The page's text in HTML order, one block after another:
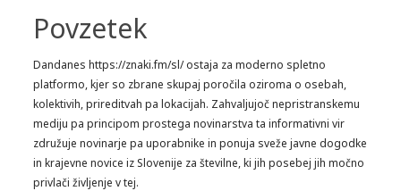
Povzetek
Dandanes https://znaki.fm/sl/ ostaja za moderno spletno
platformo, kjer so zbrane skupaj poročila oziroma o osebah,
kolektivih, prireditvah pa lokacijah. Zahvaljujoč nepristranskemu
mediju pa principom prostega novinarstva ta informativni vir
združuje novinarje pa uporabnike in ponuja sveže javne dogodke
in krajevne novice iz Slovenije za številne, ki jih posebej jih močno
privlači življenje v tej.